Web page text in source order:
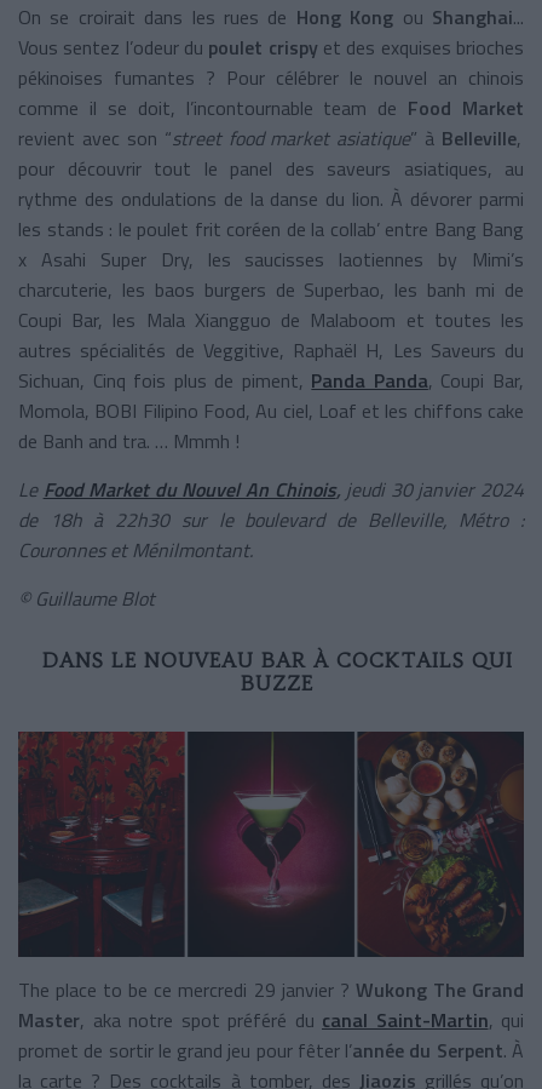
On se croirait dans les rues de Hong Kong ou Shanghai...
Vous sentez l’odeur du poulet crispy et des exquises brioches
pékinoises fumantes ? Pour célébrer le nouvel an chinois
comme il se doit, l’incontournable team de Food Market
revient avec son “street food market asiatique” à Belleville,
pour découvrir tout le panel des saveurs asiatiques, au
rythme des ondulations de la danse du lion. À dévorer parmi
les stands : le poulet frit coréen de la collab’ entre Bang Bang
x Asahi Super Dry, les saucisses laotiennes by Mimi’s
charcuterie, les baos burgers de Superbao, les banh mi de
Coupi Bar, les Mala Xiangguo de Malaboom et toutes les
autres spécialités de Veggitive, Raphaël H, Les Saveurs du
Sichuan, Cinq fois plus de piment, Panda Panda, Coupi Bar,
Momola, BOBI Filipino Food, Au ciel, Loaf et les chiffons cake
de Banh and tra. … Mmmh !
Le Food Market du Nouvel An Chinois, jeudi 30 janvier 2024
de 18h à 22h30 sur le boulevard de Belleville, Métro :
Couronnes et Ménilmontant.
© Guillaume Blot
DANS LE NOUVEAU BAR À COCKTAILS QUI
BUZZE
The place to be ce mercredi 29 janvier ? Wukong The Grand
Master, aka notre spot préféré du canal Saint-Martin, qui
promet de sortir le grand jeu pour fêter l’année du Serpent. À
la carte ? Des cocktails à tomber, des Jiaozis grillés qu’on